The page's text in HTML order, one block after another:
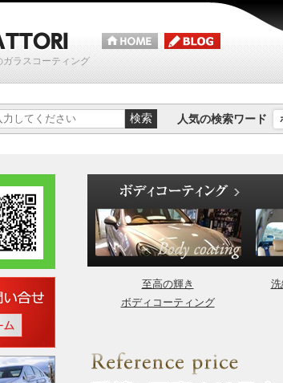
ラスコーティング
人気の検索ワード
至高の輝き
ボディコーティング
洗